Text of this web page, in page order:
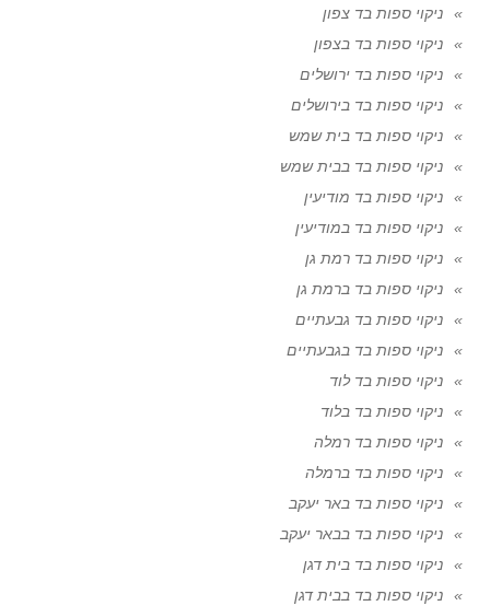
ניקוי ספות בד צפון
ניקוי ספות בד בצפון
ניקוי ספות בד ירושלים
ניקוי ספות בד בירושלים
ניקוי ספות בד בית שמש
ניקוי ספות בד בבית שמש
ניקוי ספות בד מודיעין
ניקוי ספות בד במודיעין
ניקוי ספות בד רמת גן
ניקוי ספות בד ברמת גן
ניקוי ספות בד גבעתיים
ניקוי ספות בד בגבעתיים
ניקוי ספות בד לוד
ניקוי ספות בד בלוד
ניקוי ספות בד רמלה
ניקוי ספות בד ברמלה
ניקוי ספות בד באר יעקב
ניקוי ספות בד בבאר יעקב
ניקוי ספות בד בית דגן
ניקוי ספות בד בבית דגן